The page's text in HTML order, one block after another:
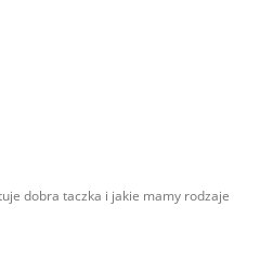
dobra taczka i jakie mamy rodzaje